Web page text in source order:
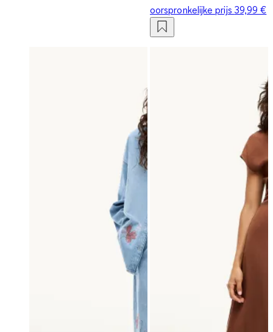
oorspronkelijke prijs 39,99 €